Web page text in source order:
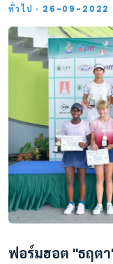
ทั่วไป · 26-09-2022
ฟอร์มฮอต "ธฤต